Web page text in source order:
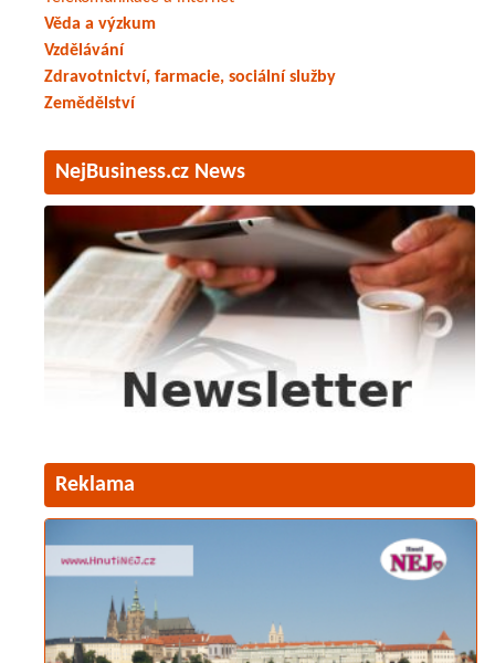
Věda a výzkum
Vzdělávání
Zdravotnictví, farmacie, sociální služby
Zemědělství
NejBusiness.cz News
Reklama